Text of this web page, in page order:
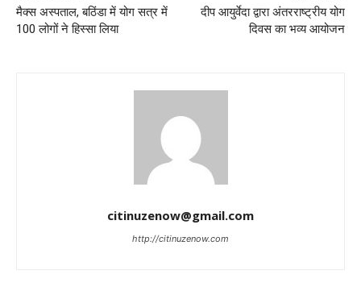
मैक्स अस्पताल, बठिंडा में योग सत्र में
100 लोगों ने हिस्सा लिया
दीप आयुर्वेदा द्वारा अंतरराष्ट्रीय योग
दिवस का भव्य आयोजन
citinuzenow@gmail.com
http://citinuzenow.com